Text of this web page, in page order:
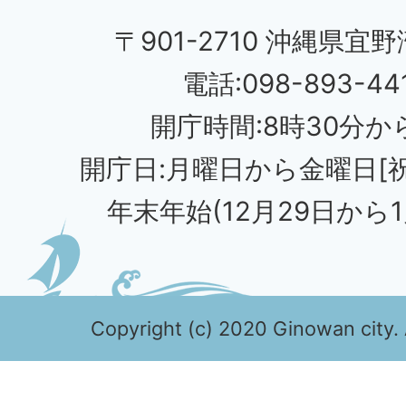
〒901-2710 沖縄県宜野
電話:098-893-
開庁時間:8時30分か
開庁日:月曜日から金曜日[
年末年始(12月29日から
Copyright (c) 2020 Ginowan city.